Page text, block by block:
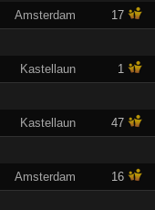
Amsterdam 17
Kastellaun 1
Kastellaun 47
Amsterdam 16